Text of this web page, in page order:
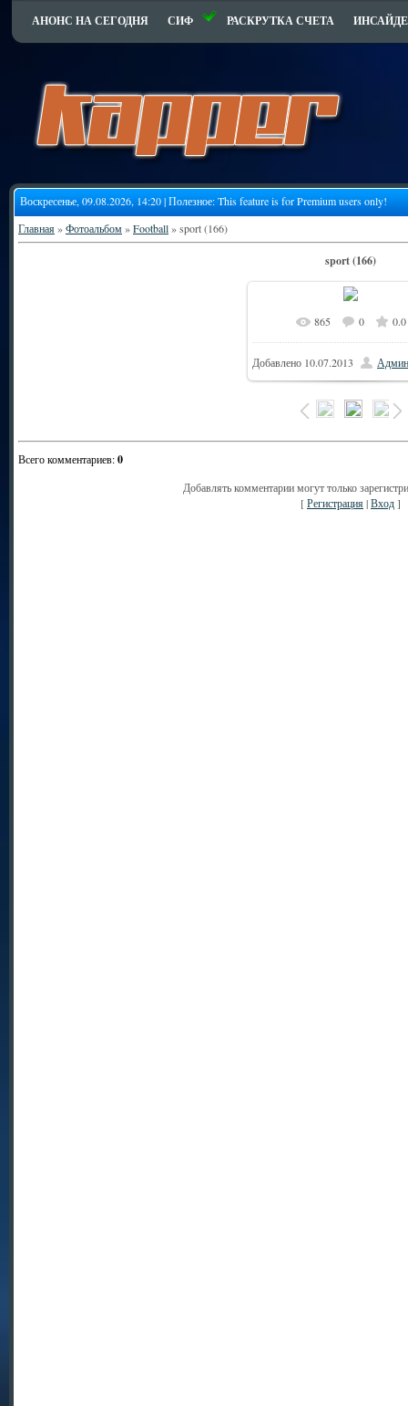
АНОНС НА СЕГОДНЯ СИФ РАСКРУТКА СЧЕТА
Воскресенье, 09.08.2026, 14:20 | Полезное:This feature is for Premium users only!
Главная»Фотоальбом»Football» sport (166)
sport (166)
865 0 0.0
Добавлено 10.07.2013
Всего комментариев:0
Добавлять комментарии могут только
[Регистрация|Вход]